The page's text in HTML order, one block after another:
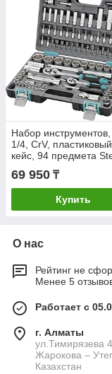
Набор
1/4, CrV, пластиковый
кейс, 94 предмета
69 950 ₸
Купить
О нас
Рейтинг не
Менее 5
Работает с
г. Алматы
ул.Тимирязева
Жарокова –
Казахстан